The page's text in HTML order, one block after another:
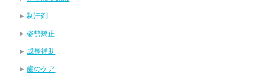
制汗剤
姿勢矯正
成長補助
歯のケア